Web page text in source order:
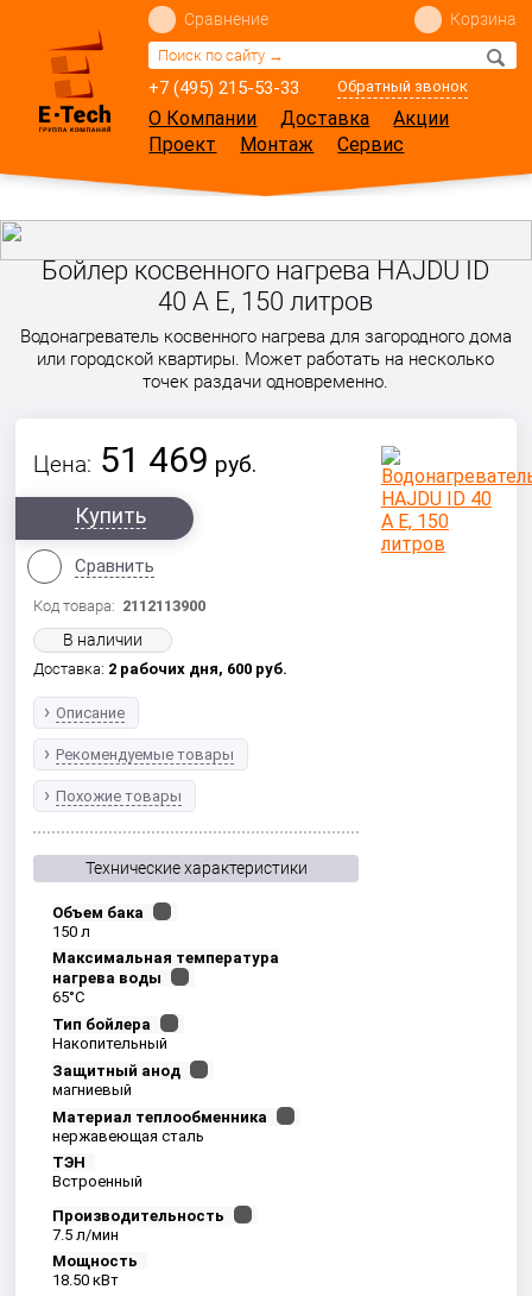
+7 (495) 215-53-33 Обратный звонок
Сравнение Корзина
О Компании Доставка
Акции
Проект
Монтаж Сервис
Бойлер косвенного нагрева HAJDU ID
40 A E, 150 литров
Водонагреватель косвенного нагрева для загородного дома
или городской квартиры. Может работать на несколько
точек раздачи одновременно.
Цена: 51 469 руб.
Купить
Сравнить
Код товара: 2112113900
В наличии
Доставка: 2 рабочих дня, 600 руб.
Описание
Рекомендуемые товары
Похожие товары
Технические характеристики
Объем бака
150 л
Максимальная температура
нагрева воды
65°С
Тип бойлера
Накопительный
Защитный анод
магниевый
Материал теплообменника
нержавеющая сталь
ТЭН
Встроенный
Производительность
7.5 л/мин
Мощность
18.50 кВт